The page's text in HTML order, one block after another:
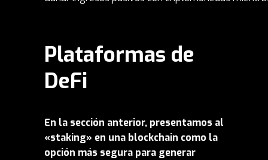
Plataformas de
DeFi
En la sección anterior, presentamos al
«staking» en una blockchain como la
opción más segura para generar